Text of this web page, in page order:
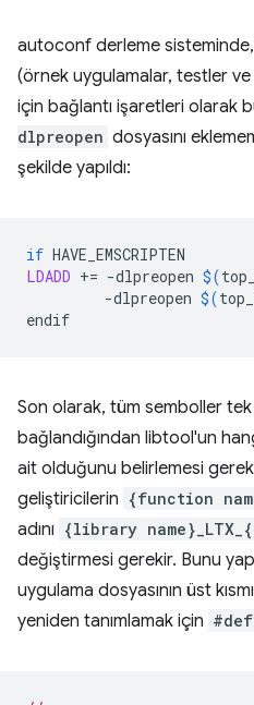
autoconf derleme
(örnek uygulamalar, testler
için bağlantı işaretleri olarak
dlpreopen dosyasını
şekilde yapıldı:
if
LDADD += -dlpreopen $(
-dlpreopen $(
Son olarak, tüm semboller
bağlandığından libtool'un
ait olduğunu belirlemesi
geliştiricilerin {function
adını {library
değiştirmesi gerekir. Bunu
uygulama dosyasının üst
yeniden tanımlamak için